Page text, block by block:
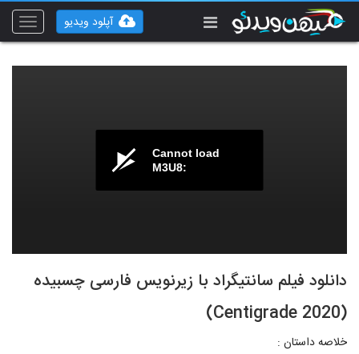
Toggle
آپلود ویدیو
Cannot load
M3U8:
دانلود فیلم سانتیگراد با زیرنویس فارسی چسبیده
(Centigrade 2020)
خلاصه داستان :